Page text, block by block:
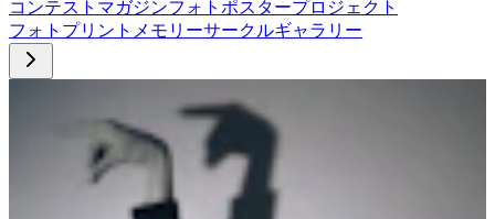
コンテスト マガジンフォトポスタープロジェクト
フォト プリント メモリーサークルギャラリー